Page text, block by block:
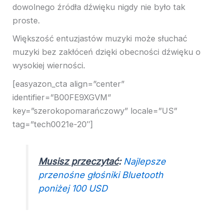
dowolnego źródła dźwięku nigdy nie było tak
proste.
Większość entuzjastów muzyki może słuchać
muzyki bez zakłóceń dzięki obecności dźwięku o
wysokiej wierności.
[easyazon_cta align=”center”
identifier=”B00FE9XGVM”
key=”szerokopomarańczowy” locale=”US”
tag=”tech0021e-20″]
Musisz przeczytać: Najlepsze
przenośne głośniki Bluetooth
poniżej 100 USD